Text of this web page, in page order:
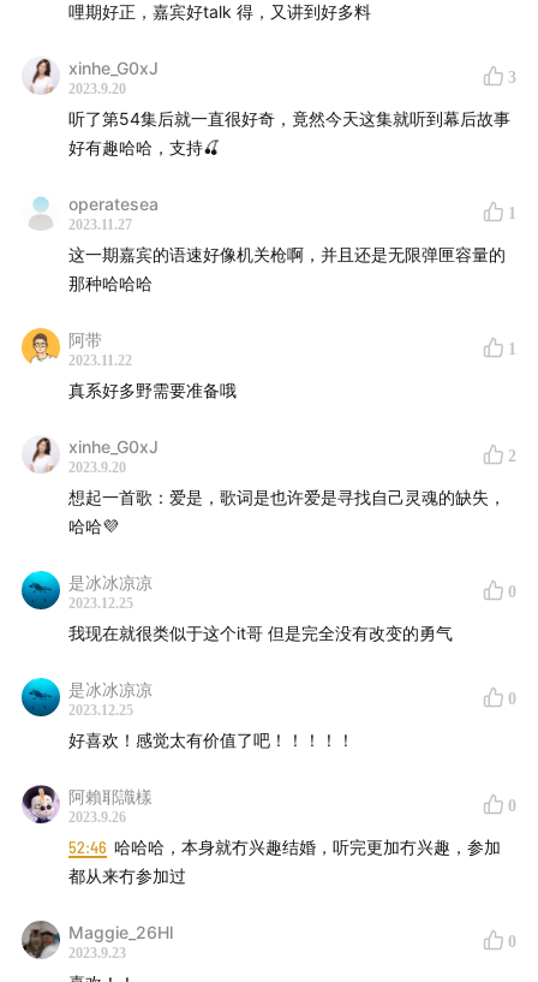
16:55 婚礼现场的石膏拱门布置
哩期好正，嘉宾好talk 得，又讲到好多料
xinhe_G0xJ
2023.9.20
3
听了第54集后就一直很好奇，竟然今天这集就听到幕后故事
好有趣哈哈，支持🍒
operatesea
2023.11.27
1
这一期嘉宾的语速好像机关枪啊，并且还是无限弹匣容量的
那种哈哈哈
阿带
2023.11.22
1
真系好多野需要准备哦
xinhe_G0xJ
2023.9.20
2
想起一首歌：爱是，歌词是也许爱是寻找自己灵魂的缺失，
哈哈💜
是冰冰凉凉
2023.12.25
0
我现在就很类似于这个it哥 但是完全没有改变的勇气
是冰冰凉凉
2023.12.25
0
好喜欢！感觉太有价值了吧！！！！！
阿賴耶識樣
2023.9.26
0
52:46 哈哈哈，本身就冇兴趣结婚，听完更加冇兴趣，参加
都从来冇参加过
Maggie_26Hl
2023.9.23
0